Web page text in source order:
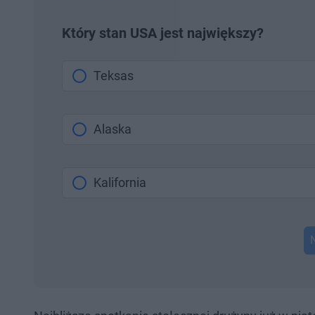
Który stan USA jest największy?
Teksas
Alaska
Kalifornia